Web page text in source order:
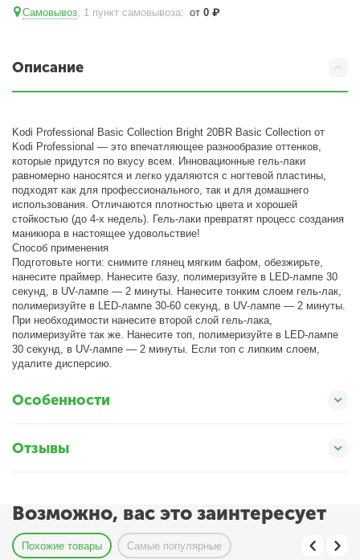
Самовывоз, 1 пункт самовывоза: от0 ₽
Описание
Kodi Professional Basic Collection Bright 20BR Basic Collection от
Kodi Professional — это впечатляющее разнообразие оттенков,
которые придутся по вкусу всем. Инновационные гель-лаки
равномерно наносятся и легко удаляются с ногтевой пластины,
подходят как для профессионального, так и для домашнего
использования. Отличаются плотностью цвета и хорошей
стойкостью (до 4-х недель). Гель-лаки превратят процесс создания
маникюра в настоящее удовольствие!
Способ применения
Подготовьте ногти: снимите глянец мягким бафом, обезжирьте,
нанесите праймер. Нанесите базу, полимеризуйте в LED-лампе 30
секунд, в UV-лампе — 2 минуты. Нанесите тонким слоем гель-лак,
полимеризуйте в LED-лампе 30-60 секунд, в UV-лампе — 2 минуты.
При необходимости нанесите второй слой гель-лака,
полимеризуйте так же. Нанесите топ, полимеризуйте в LED-лампе
30 секунд, в UV-лампе — 2 минуты. Если топ с липким слоем,
удалите дисперсию.
Особенности
Отзывы
Возможно, вас это заинтересует
Похожие товары Самые популярные